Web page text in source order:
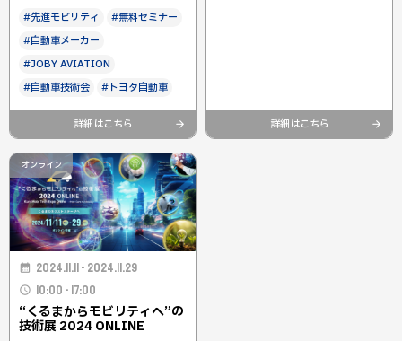
#先進モビリティ
#無料セミナー
#自動車メーカー
#JOBY AVIATION
#自動車技術会
#トヨタ自動車
詳細はこちら 詳細はこちら
オンライン
2024.11.11 - 2024.11.29
10:00 - 17:00
“くるまからモビリティへ”の
技術展 2024 ONLINE